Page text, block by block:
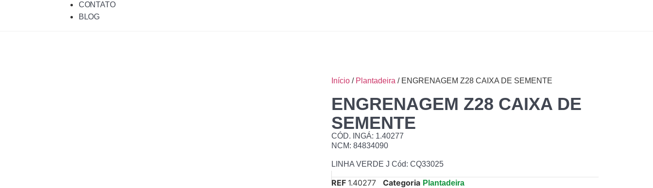
CONTATO
BLOG
Início / Plantadeira / ENGRENAGEM Z28 CAIXA DE SEMENTE
ENGRENAGEM Z28 CAIXA DE
SEMENTE
CÓD. INGÁ: 1.40277
NCM: 84834090
LINHA VERDE J Cód: CQ33025
REF 1.40277 Categoria Plantadeira